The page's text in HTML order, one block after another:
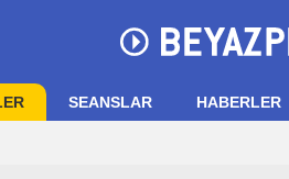
SEANSLAR HABERLER